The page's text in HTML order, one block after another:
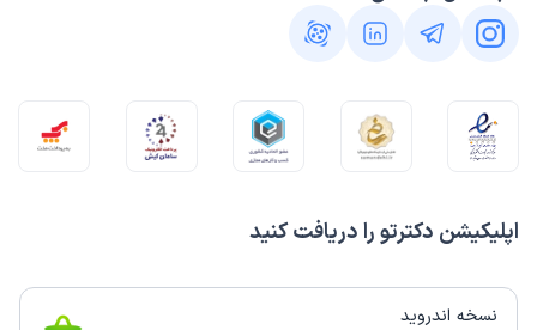
اپلیکیشن دکترتو را دریافت کنید
نسخه اندروید